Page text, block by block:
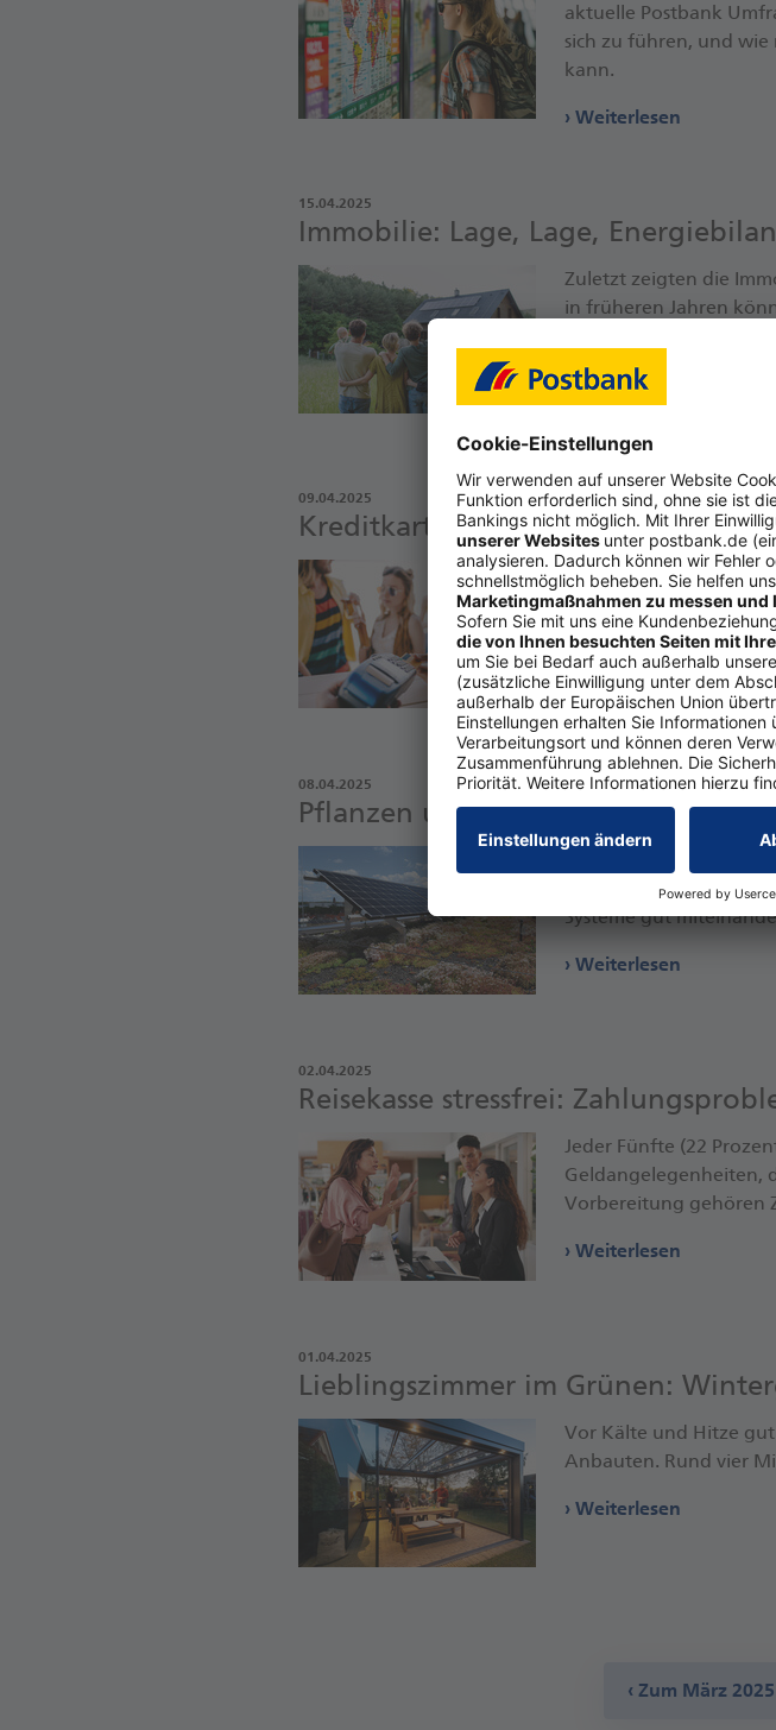
aktuelle Postbank
sich zu führen, und
kann.
Weiterlesen
15.04.2025
Immobilie: Lage, Lage,
Zuletzt zeigten die
in früheren Jahren
selbstverständlich
Maßnahmen
Weiterlesen
09.04.2025
Kreditkarte auf Reisen
Galt die Kre­dit­kar­te
nes der be­lieb­tes­ten
in ih­rem nächs­ten
Weiterlesen
08.04.2025
Pflanzen und Photo­voltaik bilden
Ein Dach begrünen
Die Entscheidung fällt
Systeme gut
Weiterlesen
02.04.2025
Reise­kasse stress­frei:
Jeder Fünfte (22
Geldangelegenheiten,
Vorbereitung gehören
Weiterlesen
01.04.2025
Lieblings­zimmer im Grünen:
Vor Kälte und Hitze
Anbauten. Rund vier
Weiterlesen
‹ Zum März 2025